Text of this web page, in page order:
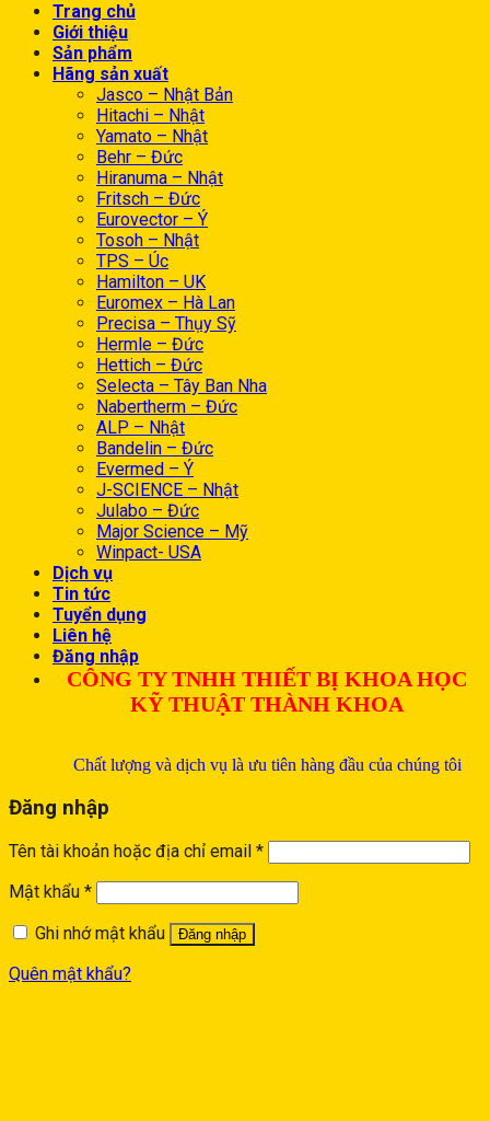
Trang chủ
Giới thiệu
Sản phẩm
Hãng sản xuất
Jasco – Nhật Bản
Hitachi – Nhật
Yamato – Nhật
Behr – Đức
Hiranuma – Nhật
Fritsch – Đức
Eurovector – Ý
Tosoh – Nhật
TPS – Úc
Hamilton – UK
Euromex – Hà Lan
Precisa – Thụy Sỹ
Hermle – Đức
Hettich – Đức
Selecta – Tây Ban Nha
Nabertherm – Đức
ALP – Nhật
Bandelin – Đức
Evermed – Ý
J-SCIENCE – Nhật
Julabo – Đức
Major Science – Mỹ
Winpact- USA
Dịch vụ
Tin tức
Tuyển dụng
Liên hệ
Đăng nhập
CÔNG TY TNHH THIẾT BỊ KHOA HỌC
KỸ THUẬT THÀNH KHOA
Chất lượng và dịch vụ là ưu tiên hàng đầu của chúng tôi
Đăng nhập
Tên tài khoản hoặc địa chỉ email *
Mật khẩu *
Ghi nhớ mật khẩu
Đăng nhập
Quên mật khẩu?